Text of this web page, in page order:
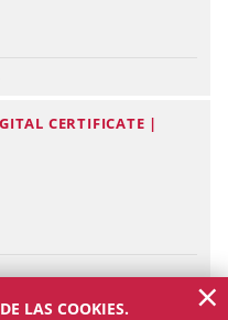
CERTIFICATE |
LAS COOKIES. ×